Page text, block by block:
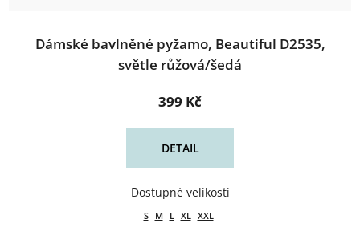
Dámské bavlněné pyžamo, Beautiful D2535,
světle růžová/šedá
399 Kč
DETAIL
S M L XL XXL